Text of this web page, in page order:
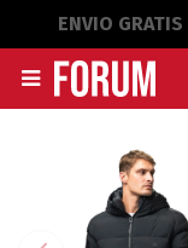
ENVIO GRATIS
